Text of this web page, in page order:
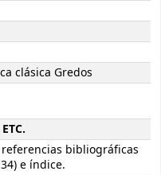
clásica Gredos
bibliográficas
e índice.